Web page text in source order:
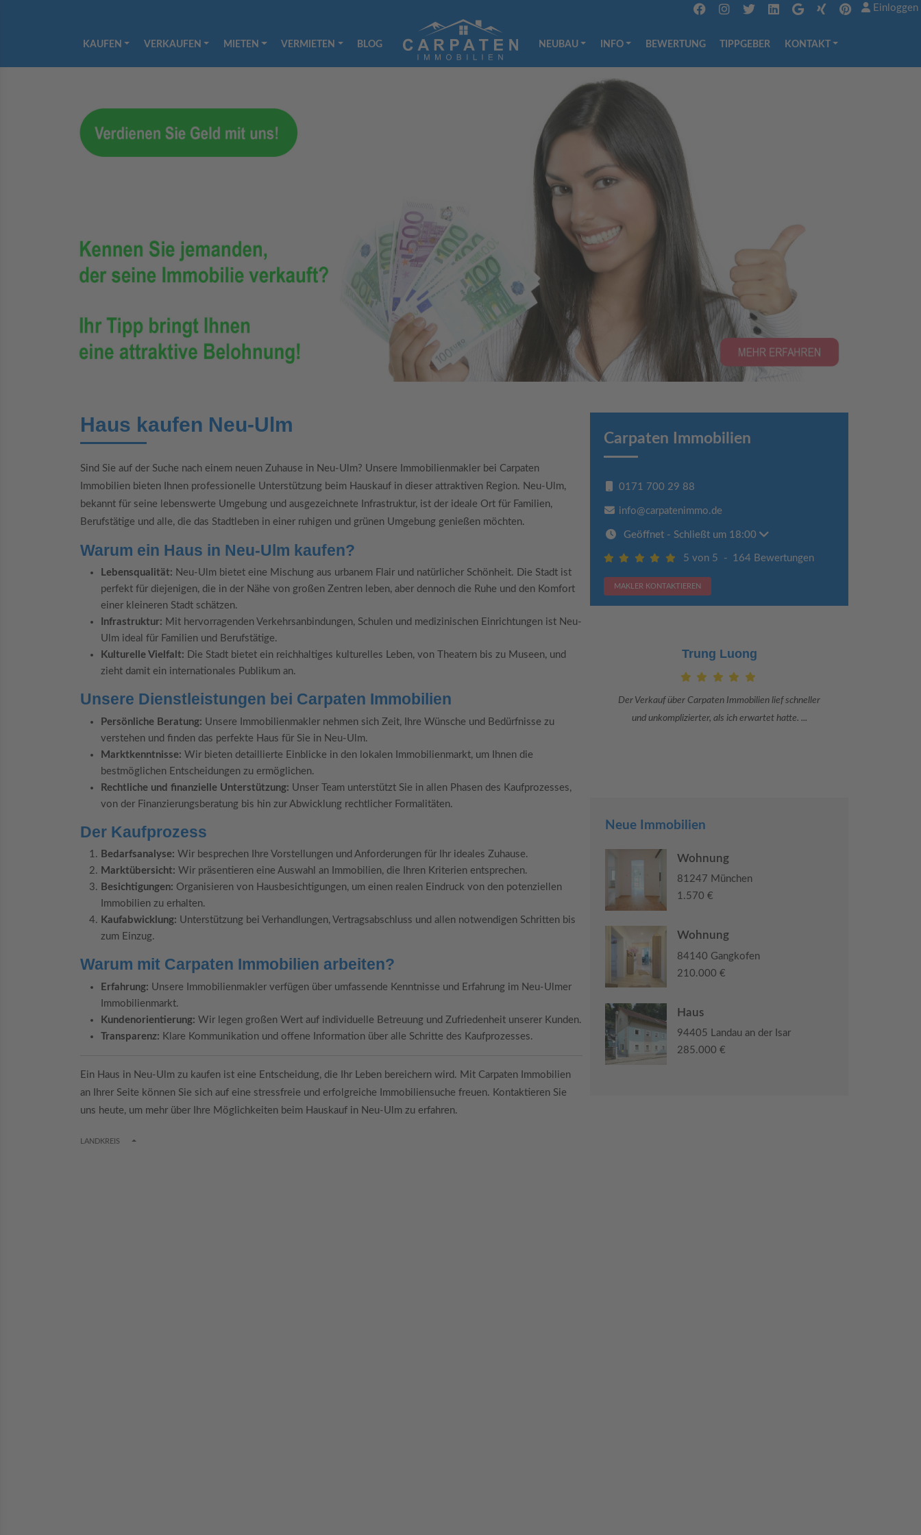
Einloggen
KAUFEN VERKAUFEN MIETEN VERMIETEN BLOG NEUBAU INFO BEWERTUNG TIPPGEBER KONTAKT
Haus kaufen Neu-Ulm
Sind Sie auf der Suche nach einem neuen Zuhause in Neu-Ulm? Unsere Immobilienmakler bei Carpaten
Immobilien bieten Ihnen professionelle Unterstützung beim Hauskauf in dieser attraktiven Region. Neu-Ulm,
bekannt für seine lebenswerte Umgebung und ausgezeichnete Infrastruktur, ist der ideale Ort für Familien,
Berufstätige und alle, die das Stadtleben in einer ruhigen und grünen Umgebung genießen möchten.
Warum ein Haus in Neu-Ulm kaufen?
Lebensqualität: Neu-Ulm bietet eine Mischung aus urbanem Flair und natürlicher Schönheit. Die Stadt ist
perfekt für diejenigen, die in der Nähe von großen Zentren leben, aber dennoch die Ruhe und den Komfort
einer kleineren Stadt schätzen.
Infrastruktur: Mit hervorragenden Verkehrsanbindungen, Schulen und medizinischen Einrichtungen ist Neu-
Ulm ideal für Familien und Berufstätige.
Kulturelle Vielfalt: Die Stadt bietet ein reichhaltiges kulturelles Leben, von Theatern bis zu Museen, und
zieht damit ein internationales Publikum an.
Unsere Dienstleistungen bei Carpaten Immobilien
Persönliche Beratung: Unsere Immobilienmakler nehmen sich Zeit, Ihre Wünsche und Bedürfnisse zu
verstehen und finden das perfekte Haus für Sie in Neu-Ulm.
Marktkenntnisse: Wir bieten detaillierte Einblicke in den lokalen Immobilienmarkt, um Ihnen die
bestmöglichen Entscheidungen zu ermöglichen.
Rechtliche und finanzielle Unterstützung: Unser Team unterstützt Sie in allen Phasen des Kaufprozesses,
von der Finanzierungsberatung bis hin zur Abwicklung rechtlicher Formalitäten.
Der Kaufprozess
Bedarfsanalyse: Wir besprechen Ihre Vorstellungen und Anforderungen für Ihr ideales Zuhause.
Marktübersicht: Wir präsentieren eine Auswahl an Immobilien, die Ihren Kriterien entsprechen.
Besichtigungen: Organisieren von Hausbesichtigungen, um einen realen Eindruck von den potenziellen
Immobilien zu erhalten.
Kaufabwicklung: Unterstützung bei Verhandlungen, Vertragsabschluss und allen notwendigen Schritten bis
zum Einzug.
Warum mit Carpaten Immobilien arbeiten?
Erfahrung: Unsere Immobilienmakler verfügen über umfassende Kenntnisse und Erfahrung im Neu-Ulmer
Immobilienmarkt.
Kundenorientierung: Wir legen großen Wert auf individuelle Betreuung und Zufriedenheit unserer Kunden.
Transparenz: Klare Kommunikation und offene Information über alle Schritte des Kaufprozesses.
Ein Haus in Neu-Ulm zu kaufen ist eine Entscheidung, die Ihr Leben bereichern wird. Mit Carpaten Immobilien
an Ihrer Seite können Sie sich auf eine stressfreie und erfolgreiche Immobiliensuche freuen. Kontaktieren Sie
uns heute, um mehr über Ihre Möglichkeiten beim Hauskauf in Neu-Ulm zu erfahren.
LANDKREIS TOGGLE DROPDOWN
Carpaten Immobilien
0171 700 29 88
info@carpatenimmo.de
Geöffnet - Schließt um 18:00
5 von 5 - 164 Bewertungen
MAKLER KONTAKTIEREN
Claudia Bergrath
Danke an Carpaten Immobilien und besonders an Frau
Adriana Sarca. Sie war viele Monate mehr als ...
Neue Immobilien
Wohnung
81247 München
1.570 €
Wohnung
84140 Gangkofen
210.000 €
Haus
94405 Landau an der Isar
285.000 €